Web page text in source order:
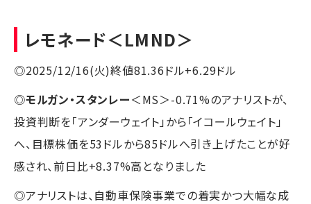
レモネード＜LMND＞
◎2025/12/16(火)終値81.36ドル+6.29ドル
◎モルガン・スタンレー＜MS＞-0.71%のアナリストが、
投資判断を「アンダーウェイト」から「イコールウェイト」
へ、目標株価を53ドルから85ドルへ引き上げたことが好
感され、前日比+8.37%高となりました
◎アナリストは、自動車保険事業での着実かつ大幅な成